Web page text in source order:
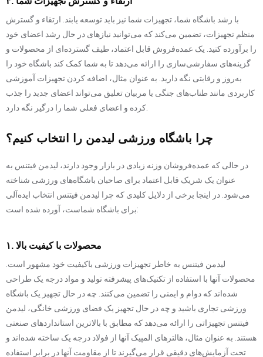
با رشد باشگاه شما، تجهیزات شما نیز باید توسعه یابند. ارتقاء و گسترش
منظم تجهیزات، تضمین می‌کند که می‌توانید نیازهای در حال رشد اعضای خود
را برآورده کنید. یک عمده‌فروش قابل اعتماد، طیف گسترده‌ای از محصولات و
گزینه‌های سفارشی‌سازی را ارائه می‌دهد تا به شما کمک کند باشگاه خود را
به‌روز و رقابتی نگه دارید. به عنوان مثال، اضافه کردن تجهیزات آموزشی
کاربردی مانند طناب‌های جنگی یا مربیان تعلیق می‌تواند اعضای جدید را جذب
چرا باشگاه ورزشی لیدمن را انتخاب کنیم؟
در حالی که عمده‌فروشان وزنه زیادی در بازار وجود دارند، لیدمن فیتنس به
عنوان یک شریک قابل اعتماد برای صاحبان باشگاه‌های ورزشی شناخته
می‌شود. در اینجا برخی از دلایل کلیدی که چرا لیدمن فیتنس انتخاب ایده‌آلی
برای باشگاه شماست، آورده شده است:
۱. محصولات با کیفیت بالا
لیدمن فیتنس به خاطر تجهیزات ورزشی باکیفیت خود مشهور است.
محصولات آنها با استفاده از تکنیک‌های پیشرفته تولید و مواد درجه یک طراحی
شده‌اند که دوام و ایمنی را تضمین می‌کنند. چه در حال تجهیز یک باشگاه
ورزشی تجاری باشید و چه در حال تجهیز یک فضای ورزشی خانگی، لیدمن
فیتنس تجهیزاتی را ارائه می‌دهد که مطابق با بالاترین استانداردهای صنعتی
هستند. به عنوان مثال، هالترهای المپیک آنها از فولاد درجه یک ساخته شده‌اند و
تحت آزمایش‌های دقیقی قرار می‌گیرند تا از مقاومت آنها در برابر استفاده